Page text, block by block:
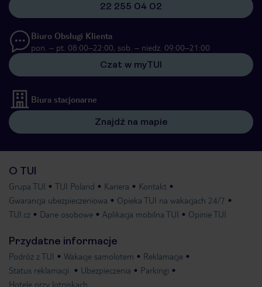
22 255 04 02
Biuro Obsługi Klienta
pon. – pt. 08:00–22:00, sob. – niedz. 09:00–21:00
Czat w myTUI
Biura stacjonarne
Znajdź na mapie
O TUI
Grupa TUI TUI Poland Kariera
Kontakt
Gwarancja ubezpieczeniowa
Opieka TUI na wakacjach 24/7
TUI.cz
Dane osobowe Aplikacja mobilna TUI Opinie TUI
Przydatne informacje
Podróż z TUI Wakacje samolotem
Reklamacje
Status reklamacji
Ubezpieczenia
Parkingi
Hotele przy lotniskach